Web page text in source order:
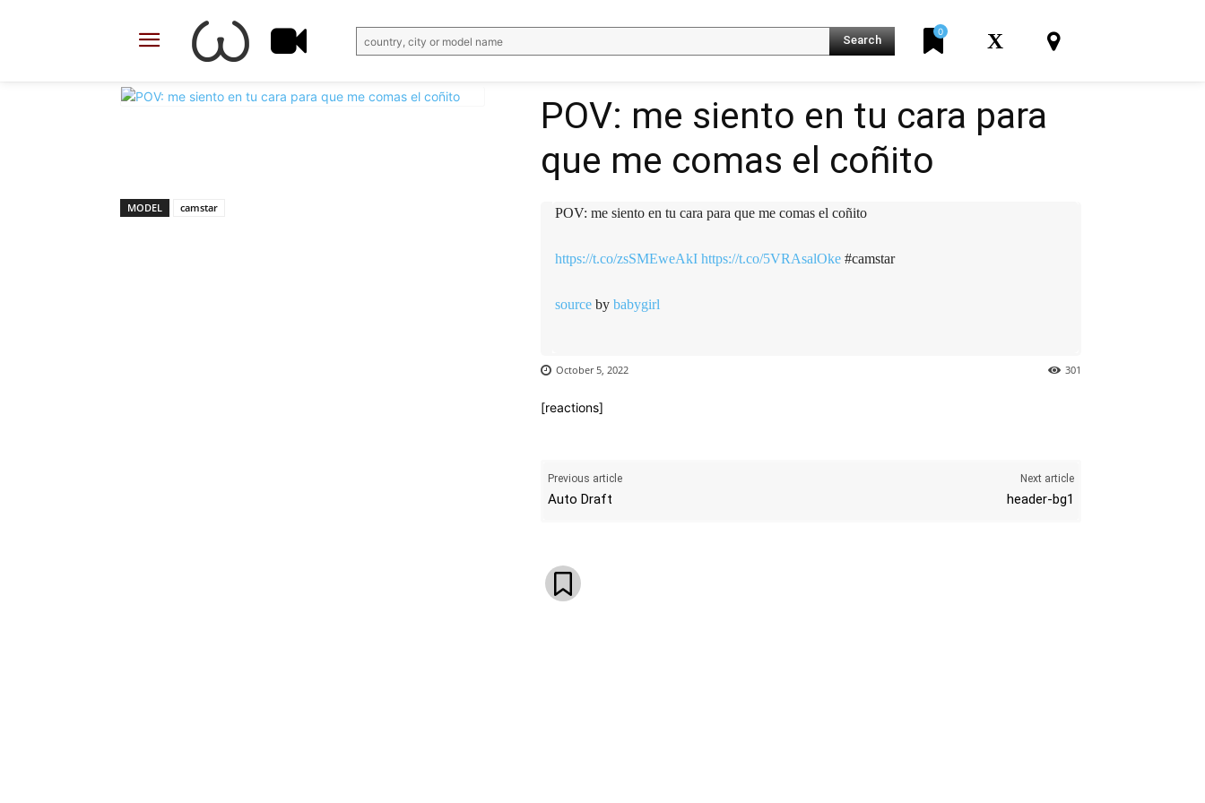
country, city or model name Search
0 X
Email Telegram VK
MODEL camstar
POV: me siento en tu cara para
que me comas el coñito
POV: me siento en tu cara para que me comas el coñito
https://t.co/zsSMEweAkI https://t.co/5VRAsalOke #camstar
source by babygirl
October 5, 2022 301
[reactions]
Previous article
Auto Draft
Next article
header-bg1